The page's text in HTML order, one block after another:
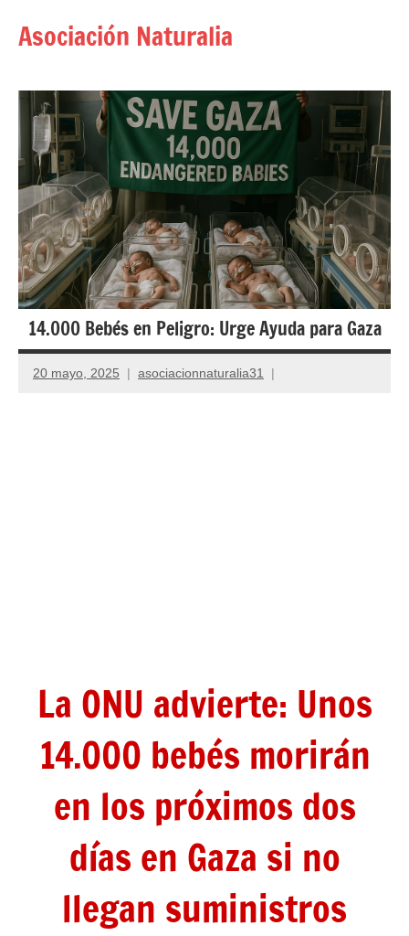
Asociación Naturalia
14.000 Bebés en Peligro: Urge Ayuda para Gaza
20 mayo, 2025 asociacionnaturalia31
La ONU advierte: Unos
14.000 bebés morirán
en los próximos dos
días en Gaza si no
llegan suministros